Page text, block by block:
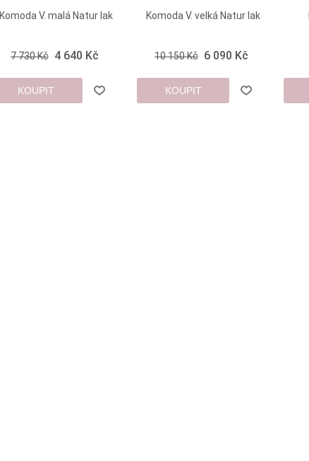
Komoda V. malá Natur lak
7 730 Kč 4 640 Kč
KOUPIT
Komoda V. velká Natur lak
10 150 Kč 6 090 Kč
KOUPIT